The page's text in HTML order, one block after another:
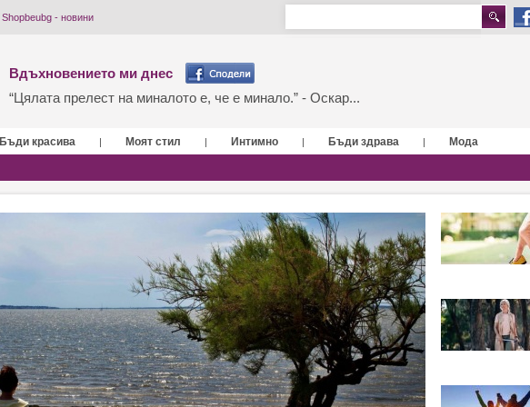
Shopbeubg - новини
Вдъхновението ми днес
“Цялата прелест на миналото е, че е минало.” - Оскар...
Бъди красива | Моят стил | Интимно | Бъди здрава | Мода